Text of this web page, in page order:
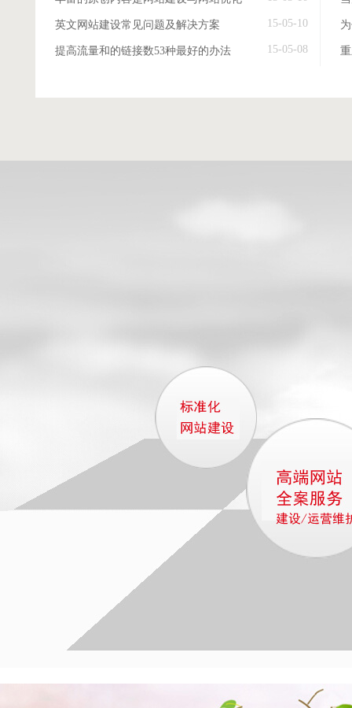
英文网站建设常见问题及解决方案 15-05-10
提高流量和的链接数53种最好的办法 15-05-08